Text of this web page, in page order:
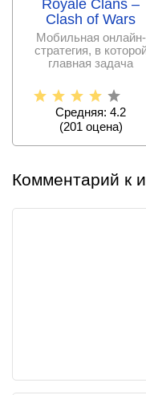
Royale Clans –
Clash of Wars
Мобильная онлайн-
стратегия, в
главная задача
разрушить
Средняя: 4.2
(201 оценa)
Комментарий к